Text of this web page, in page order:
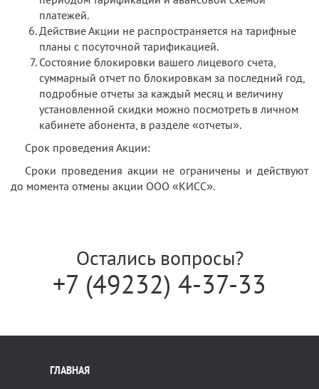
платежей.
Действие Акции не распространяется на тарифные
планы с посуточной тарификацией.
Состояние блокировки вашего лицевого счета,
суммарный отчет по блокировкам за последний год,
подробные отчеты за каждый месяц и величину
установленной скидки можно посмотреть в личном
кабинете абонента, в разделе «отчеты».
Срок проведения Акции:
Сроки проведения акции не ограничены и действуют
до момента отмены акции ООО «КИСС».
Остались вопросы?
+7 (49232) 4-37-33
ГЛАВНАЯ